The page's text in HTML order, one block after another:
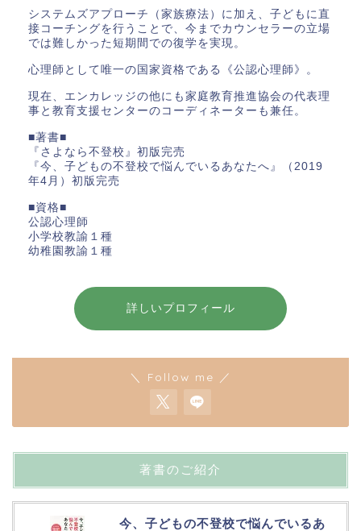
システムズアプローチ（家族療法）に加え、子どもに直
接コーチングを行うことで、今までカウンセラーの立場
では難しかった短期間での復学を実現。
心理師として唯一の国家資格である《公認心理師》。
現在、エンカレッジの他にも家庭教育推進協会の代表理
事と教育支援センターのコーディネーターも兼任。
■著書■
『さよなら不登校』初版完売
『今、子どもの不登校で悩んでいるあなたへ』（2019
年4月）初版完売
■資格■
公認心理師
小学校教諭１種
幼稚園教諭１種
詳しいプロフィール
＼ Follow me ／
著書のご紹介
今、子どもの不登校で悩んでいるあ